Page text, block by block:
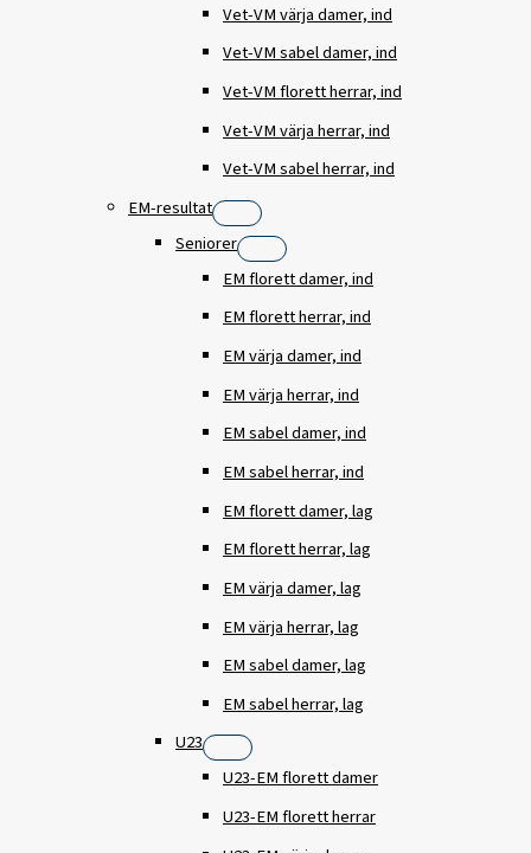
Vet-VM värja damer, ind
Vet-VM sabel damer, ind
Vet-VM florett herrar, ind
Vet-VM värja herrar, ind
Vet-VM sabel herrar, ind
EM-resultat
Seniorer
EM florett damer, ind
EM florett herrar, ind
EM värja damer, ind
EM värja herrar, ind
EM sabel damer, ind
EM sabel herrar, ind
EM florett damer, lag
EM florett herrar, lag
EM värja damer, lag
EM värja herrar, lag
EM sabel damer, lag
EM sabel herrar, lag
U23
U23-EM florett damer
U23-EM florett herrar